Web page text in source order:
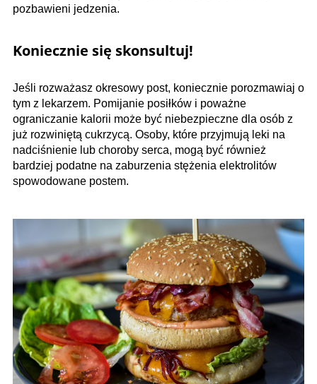
pozbawieni jedzenia.
Koniecznie się skonsultuj!
Jeśli rozważasz okresowy post, koniecznie porozmawiaj o
tym z lekarzem. Pomijanie posiłków i poważne
ograniczanie kalorii może być niebezpieczne dla osób z
już rozwiniętą cukrzycą. Osoby, które przyjmują leki na
nadciś­nienie lub choroby serca, mogą być również
bardziej podatne na zaburzenia stężenia elektrolitów
spowodowane postem.